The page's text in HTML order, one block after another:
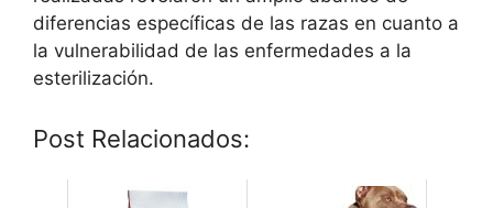
diferencias específicas de las razas en cuanto a
la vulnerabilidad de las enfermedades a la
esterilización.
Post Relacionados: